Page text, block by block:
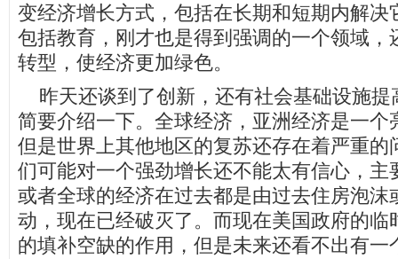
变经济增长方式，包括在长期和短期内解决
包括教育，刚才也是得到强调的一个领域，
转型，使经济更加绿色。
昨天还谈到了创新，还有社会基础设施提
简要介绍一下。全球经济，亚洲经济是一个
但是世界上其他地区的复苏还存在着严重的
们可能对一个强劲增长还不能太有信心，主
或者全球的经济在过去都是由过去住房泡沫
动，现在已经破灭了。而现在美国政府的临
的填补空缺的作用，但是未来还看不出有一